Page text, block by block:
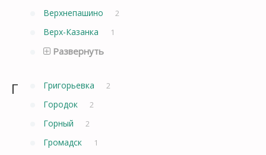
Верхнепашино 2
Верх-Казанка 1
Развернуть
Г Григорьевка 2
Городок 2
Горный 2
Громадск 1